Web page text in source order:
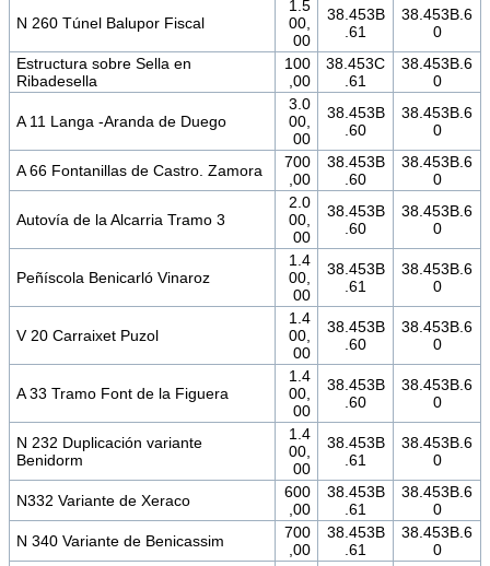
N 260 Túnel Balupor Fiscal
1.5
00,
00
38.453B
.61
38.453B.6
0
Estructura sobre Sella en
Ribadesella
100
,00
38.453C
.61
38.453B.6
0
A 11 Langa -Aranda de Duego
3.0
00,
00
38.453B
.60
38.453B.6
0
A 66 Fontanillas de Castro. Zamora
700
,00
38.453B
.60
38.453B.6
0
Autovía de la Alcarria Tramo 3
2.0
00,
00
38.453B
.60
38.453B.6
0
Peñíscola Benicarló Vinaroz
1.4
00,
00
38.453B
.61
38.453B.6
0
V 20 Carraixet Puzol
1.4
00,
00
38.453B
.60
38.453B.6
0
A 33 Tramo Font de la Figuera
1.4
00,
00
38.453B
.60
38.453B.6
0
N 232 Duplicación variante
Benidorm
1.4
00,
00
38.453B
.61
38.453B.6
0
N332 Variante de Xeraco
600
,00
38.453B
.61
38.453B.6
0
N 340 Variante de Benicassim
700
,00
38.453B
.61
38.453B.6
0